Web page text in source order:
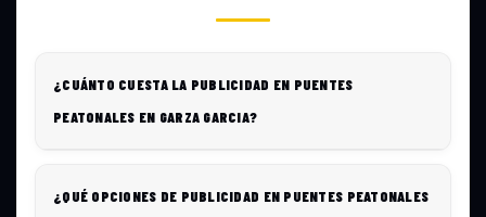
¿CUÁNTO CUESTA LA PUBLICIDAD EN PUENTES
PEATONALES EN GARZA GARCIA?
¿QUÉ OPCIONES DE PUBLICIDAD EN PUENTES PEATONALES